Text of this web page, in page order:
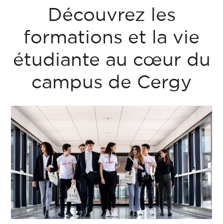
Découvrez les
formations et la vie
étudiante au cœur du
campus de Cergy